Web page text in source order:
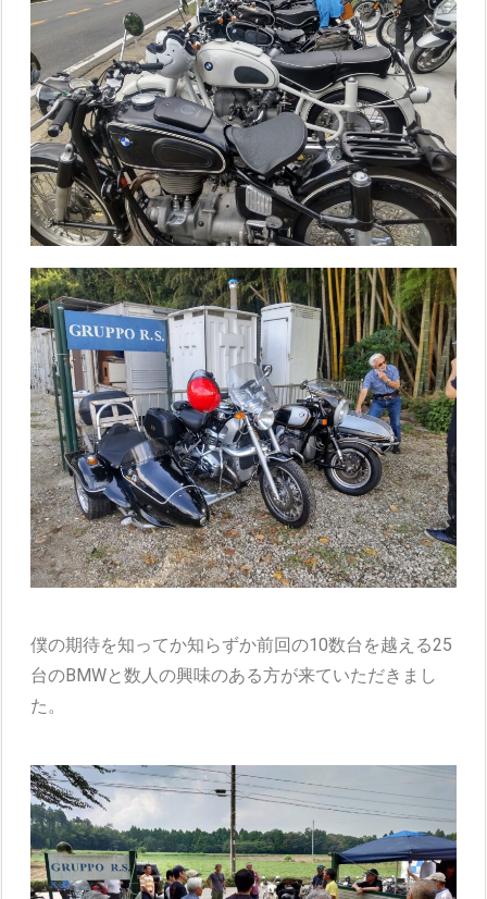
僕の期待を知ってか知らずか前回の10数台を越える25
台のBMWと数人の興味のある方が来ていただきまし
た。